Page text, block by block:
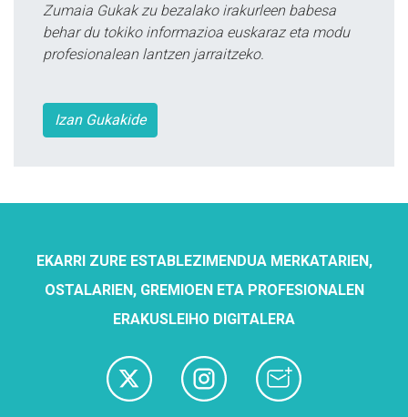
Zumaia Gukak zu bezalako irakurleen babesa
behar du tokiko informazioa euskaraz eta modu
profesionalean lantzen jarraitzeko.
Izan Gukakide
EKARRI ZURE ESTABLEZIMENDUA MERKATARIEN,
OSTALARIEN, GREMIOEN ETA PROFESIONALEN
ERAKUSLEIHO DIGITALERA